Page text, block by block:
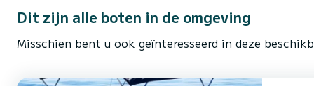
Dit zijn alle boten in de omgeving
Misschien bent u ook geïnteresseerd in deze